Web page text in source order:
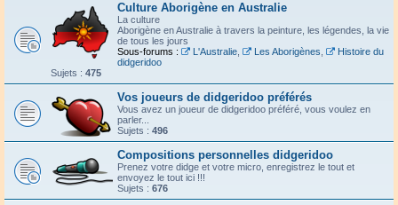
Culture Aborigène en Australie
La culture
Aborigène en Australie à travers la peinture, les légendes, la vie
de tous les jours
Sous-forums :
L'Australie, Les Aborigènes
Histoire du
didgeridoo
Sujets : 475
Vos joueurs de didgeridoo préférés
Vous avez un joueur de didgeridoo préféré, vous voulez en
parler...
Sujets : 496
Compositions personnelles didgeridoo
Prenez votre didge et votre micro, enregistrez le tout et
envoyez le tout ici !!!
Sujets : 676